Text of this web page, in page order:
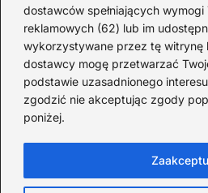
dostawców spełniających
reklamowych (62) lub im
wykorzystywane przez tę witrynę
dostawcy mogę przetwarzać
podstawie uzasadnionego
zgodzić nie akceptując zgody
poniżej.
więcej niż dźwięki – to emocje,
Szukasz inspiracji do rodzinnego
Redakcja: Monika Zawadzka
Piłsudskiego 211AD, 14-714 Kielce
733 311 7511